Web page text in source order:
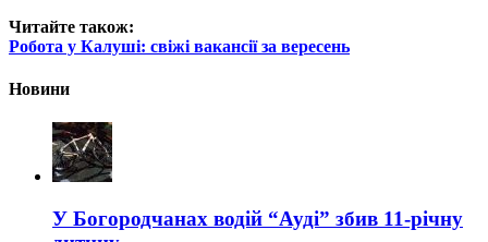
Читайте також:
Робота у Калуші: свіжі вакансії за вересень
Новини
У Богородчанах водій “Ауді” збив 11-річну